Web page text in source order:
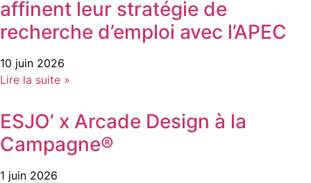
affinent leur stratégie de
recherche d’emploi avec l’APEC
10 juin 2026
Lire la suite »
ESJO’ x Arcade Design à la
Campagne®
1 juin 2026